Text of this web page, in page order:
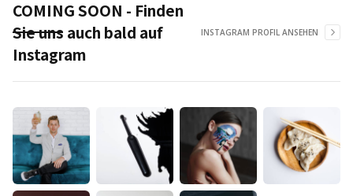
COMING SOON - Finden
Sie uns auch bald auf
Instagram
INSTAGRAM PROFIL ANSEHEN